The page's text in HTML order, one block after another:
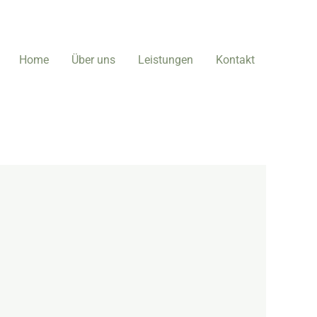
Home Über uns Leistungen Kontakt